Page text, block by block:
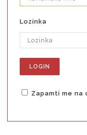
Lozinka
Zapamti me na